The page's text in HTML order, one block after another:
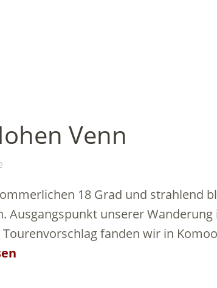
Venn
18 Grad und strahlend
Ausgangspunkt unserer
fanden wir in